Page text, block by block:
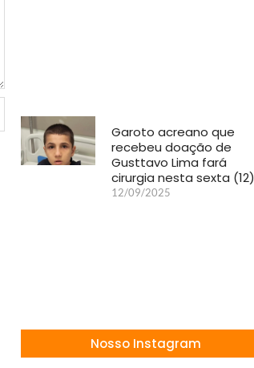
Garoto acreano que
recebeu doação de
Gusttavo Lima fará
cirurgia nesta sexta (12)
12/09/2025
Nosso Instagram